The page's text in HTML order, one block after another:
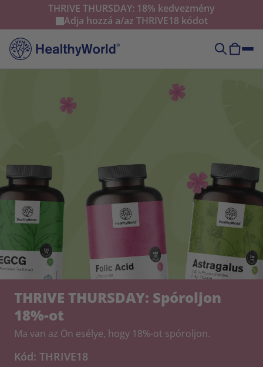
THRIVE THURSDAY: 18% kedvezmény
Adja hozzá a/az THRIVE18 kódot
THRIVE THURSDAY: Spóroljon
18%-ot
Ma van az Ön esélye, hogy 18%-ot spóroljon.
Kód: THRIVE18